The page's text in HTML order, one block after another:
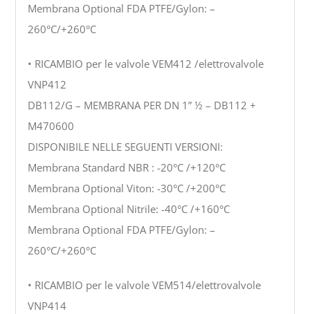
Membrana Optional FDA PTFE/Gylon: –
260°C/+260°C
• RICAMBIO per le valvole VEM412 /elettrovalvole
VNP412
DB112/G – MEMBRANA PER DN 1” ½ – DB112 +
M470600
DISPONIBILE NELLE SEGUENTI VERSIONI:
Membrana Standard NBR : -20°C /+120°C
Membrana Optional Viton: -30°C /+200°C
Membrana Optional Nitrile: -40°C /+160°C
Membrana Optional FDA PTFE/Gylon: –
260°C/+260°C
• RICAMBIO per le valvole VEM514/elettrovalvole
VNP414